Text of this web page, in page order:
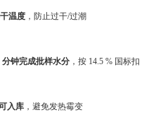
温度，防止过干/过潮
分钟完成批样水分，按 14.5 % 国标扣
入库，避免发热霉变